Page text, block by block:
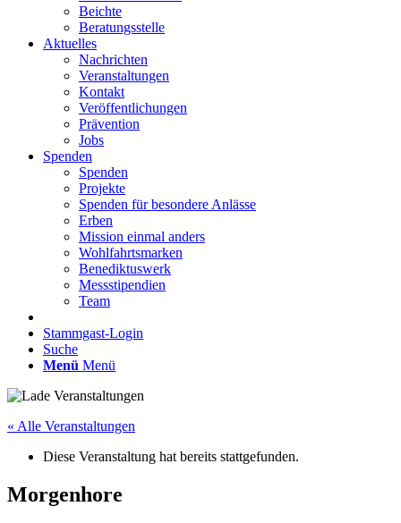
Beichte
Beratungsstelle
Aktuelles
Nachrichten
Veranstaltungen
Kontakt
Veröffentlichungen
Prävention
Jobs
Spenden
Spenden
Projekte
Spenden für besondere Anlässe
Erben
Mission einmal anders
Wohlfahrtsmarken
Benediktuswerk
Messstipendien
Team
Stammgast-Login
Suche
Menü Menü
« Alle Veranstaltungen
Diese Veranstaltung hat bereits stattgefunden.
Morgenhore